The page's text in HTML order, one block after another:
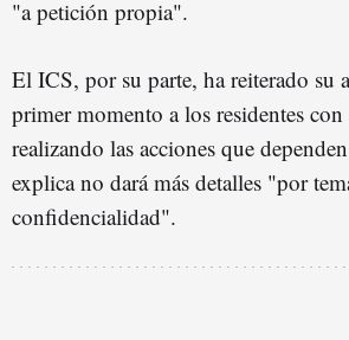
"a petición propia".
El ICS, por su parte, ha reiterado su
primer momento a los residentes con
realizando las acciones que
explica no dará más detalles "por
confidencialidad".